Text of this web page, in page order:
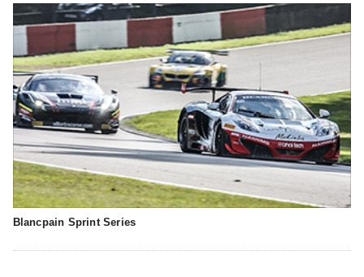
Blancpain Sprint Series